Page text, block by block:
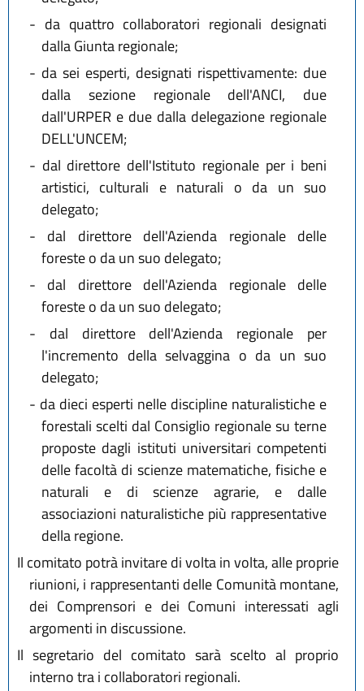
- da quattro collaboratori regionali designati
dalla Giunta regionale;
- da sei esperti, designati rispettivamente: due
dalla sezione regionale dell'ANCI, due
dall'URPER e due dalla delegazione regionale
DELL'UNCEM;
- dal direttore dell'Istituto regionale per i beni
artistici, culturali e naturali o da un suo
delegato;
- dal direttore dell'Azienda regionale delle
foreste o da un suo delegato;
- dal direttore dell'Azienda regionale delle
foreste o da un suo delegato;
- dal direttore dell'Azienda regionale per
l'incremento della selvaggina o da un suo
delegato;
- da dieci esperti nelle discipline naturalistiche e
forestali scelti dal Consiglio regionale su terne
proposte dagli istituti universitari competenti
delle facoltà di scienze matematiche, fisiche e
naturali e di scienze agrarie, e dalle
associazioni naturalistiche più rappresentative
della regione.
Il comitato potrà invitare di volta in volta, alle proprie
riunioni, i rappresentanti delle Comunità montane,
dei Comprensori e dei Comuni interessati agli
argomenti in discussione.
Il segretario del comitato sarà scelto al proprio
interno tra i collaboratori regionali.